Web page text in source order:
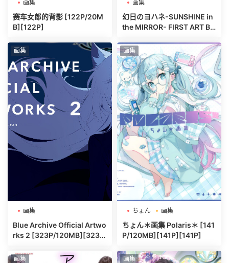
画集
赛车女郎的背影 [122P/20M
B][122P]
画集
幻日のヨハネ-SUNSHINE in
the MIRROR- FIRST ART BO
画集
画集
Blue Archive Official Artwo
rks 2 [323P/120MB][323
画集
ちょん 画集
ちょん＊画集 Polaris＊ [141
P/120MB][141P][141P]
画集 画集